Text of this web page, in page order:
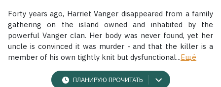
Экранизации
Коллекции
Forty years ago, Harriet Vanger disappeared from a family
gathering on the island owned and inhabited by the
powerful Vanger clan. Her body was never found, yet her
uncle is convinced it was murder - and that the killer is a
member of his own tightly knit but dysfunctional...Ещё
ПЛАНИРУЮ ПРОЧИТАТЬ